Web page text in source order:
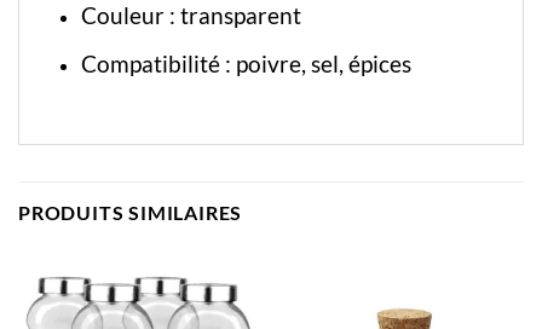
Couleur : transparent
Compatibilité : poivre, sel, épices
PRODUITS SIMILAIRES